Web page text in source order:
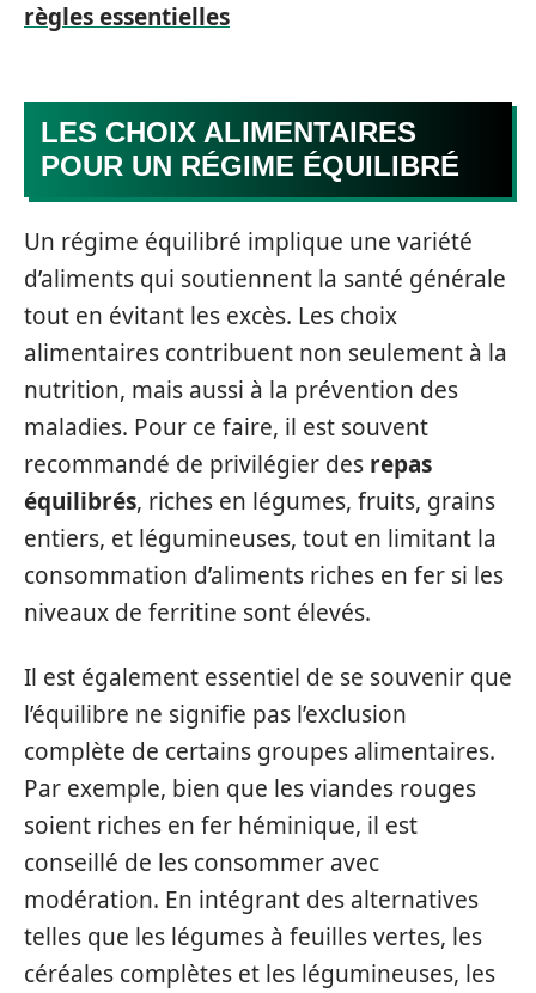
règles essentielles
LES CHOIX ALIMENTAIRES
POUR UN RÉGIME ÉQUILIBRÉ
Un régime équilibré implique une variété
d’aliments qui soutiennent la santé générale
tout en évitant les excès. Les choix
alimentaires contribuent non seulement à la
nutrition, mais aussi à la prévention des
maladies. Pour ce faire, il est souvent
recommandé de privilégier des repas
équilibrés, riches en légumes, fruits, grains
entiers, et légumineuses, tout en limitant la
consommation d’aliments riches en fer si les
niveaux de ferritine sont élevés.
Il est également essentiel de se souvenir que
l’équilibre ne signifie pas l’exclusion
complète de certains groupes alimentaires.
Par exemple, bien que les viandes rouges
soient riches en fer héminique, il est
conseillé de les consommer avec
modération. En intégrant des alternatives
telles que les légumes à feuilles vertes, les
céréales complètes et les légumineuses, les